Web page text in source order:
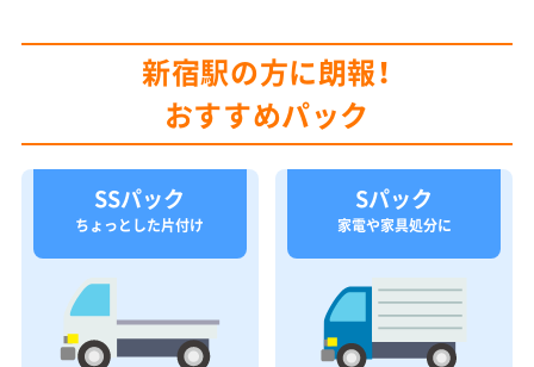
新宿駅の方に朗報！
おすすめパック
SSパック
ちょっとした片付け
Sパック
家電や家具処分に